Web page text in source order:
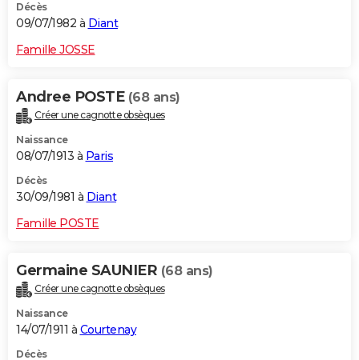
Décès
09/07/1982 à Diant
Famille JOSSE
Andree POSTE (68 ans)
Créer une cagnotte obsèques
Naissance
08/07/1913 à Paris
Décès
30/09/1981 à Diant
Famille POSTE
Germaine SAUNIER (68 ans)
Créer une cagnotte obsèques
Naissance
14/07/1911 à Courtenay
Décès